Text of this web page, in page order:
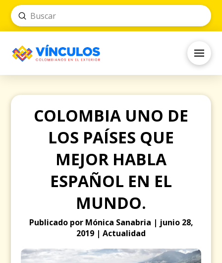
Search
Submit
COLOMBIA UNO DE
LOS PAÍSES QUE
MEJOR HABLA
ESPAÑOL EN EL
MUNDO.
Publicado por Mónica Sanabria | junio 28,
2019 | Actualidad